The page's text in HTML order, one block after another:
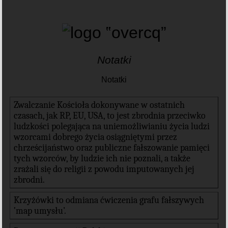
Notatki
Notatki
Zwalczanie Kościoła dokonywane w ostatnich
czasach, jak RP, EU, USA, to jest zbrodnia przeciwko
ludzkości polegająca na uniemożliwianiu życia ludzi
wzorcami dobrego życia osiągniętymi przez
chrześcijaństwo oraz publiczne fałszowanie pamięci
tych wzorców, by ludzie ich nie poznali, a także
zrażali się do religii z powodu imputowanych jej
zbrodni.
Krzyżówki to odmiana ćwiczenia grafu fałszywych
‛map umysłu’.